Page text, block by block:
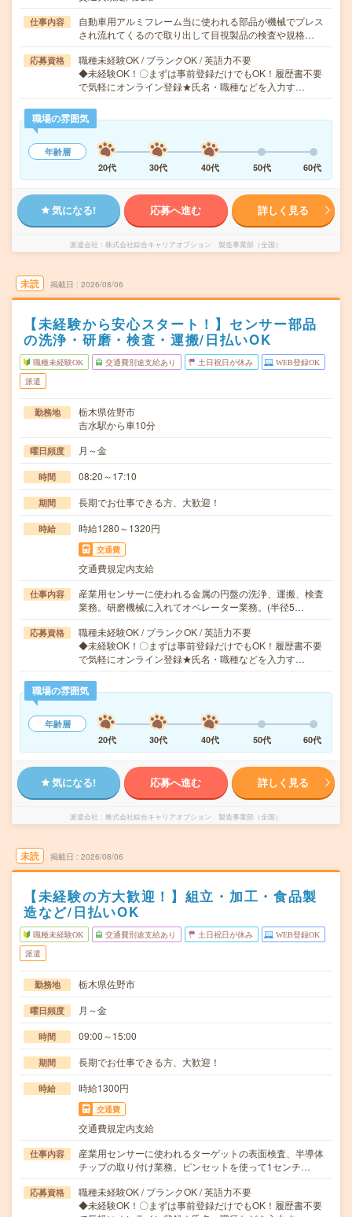
仕事内容
自動車用アルミフレーム当に使われる部品が機械でプレス
され流れてくるので取り出して目視製品の検査や規格…
応募資格
職種未経験OK / ブランクOK / 英語力不要
◆未経験OK！〇まずは事前登録だけでもOK！履歴書不要
で気軽にオンライン登録★氏名・職種などを入力す…
職場の雰囲気
年齢層
20代
30代 40代 50代 60代
気になる! 応募へ進む 詳しく見る
派遣会社 株式会社綜合キャリアオプション 製造事業部（全国）
未読 掲載日 2026/08/06
【未経験から安心スタート！】センサー部品
の洗浄・研磨・検査・運搬/日払いOK
職種未経験OK 交通費別途支給あり 土日祝日が休み WEB登録OK
派遣
勤務地
栃木県佐野市
吉水駅から車10分
曜日頻度 月～金
時間 08:20～17:10
期間 長期でお仕事できる方、大歓迎！
時給 時給1280～1320円
交通費
交通費規定内支給
仕事内容
産業用センサーに使われる金属の円盤の洗浄、運搬、検査
業務。研磨機械に入れてオペレーター業務。(半径5…
応募資格
職種未経験OK / ブランクOK / 英語力不要
◆未経験OK！〇まずは事前登録だけでもOK！履歴書不要
で気軽にオンライン登録★氏名・職種などを入力す…
職場の雰囲気
年齢層
20代
30代 40代 50代 60代
気になる! 応募へ進む 詳しく見る
派遣会社 株式会社綜合キャリアオプション 製造事業部（全国）
未読 掲載日 2026/08/06
【未経験の方大歓迎！】組立・加工・食品製
造など/日払いOK
職種未経験OK 交通費別途支給あり 土日祝日が休み WEB登録OK
派遣
勤務地 栃木県佐野市
曜日頻度 月～金
時間 09:00～15:00
期間 長期でお仕事できる方、大歓迎！
時給 時給1300円
交通費
交通費規定内支給
仕事内容
産業用センサーに使われるターゲットの表面検査、半導体
チップの取り付け業務。ピンセットを使って1センチ…
応募資格
職種未経験OK / ブランクOK / 英語力不要
◆未経験OK！〇まずは事前登録だけでもOK！履歴書不要